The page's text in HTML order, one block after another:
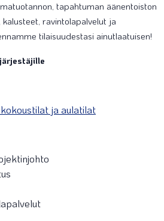
tapahtuman äänentoiston
ravintolapalvelut ja
tilaisuudestasi ainutlaatuisen!
ja aulatilat